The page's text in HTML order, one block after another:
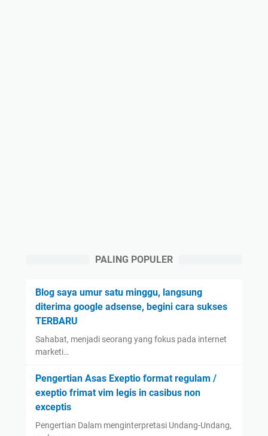
PALING POPULER
Blog saya umur satu minggu, langsung
diterima google adsense, begini cara sukses
TERBARU
Sahabat, menjadi seorang yang fokus pada internet
marketi…
Pengertian Asas Exeptio format regulam /
exeptio frimat vim legis in casibus non
exceptis
Pengertian Dalam menginterpretasi Undang-Undang,